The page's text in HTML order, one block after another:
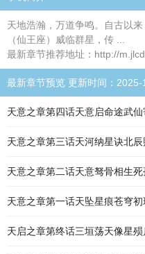
天地浩瀚，万道争鸣。自古以
（仙王座）威临群星，传 ...
最新章节推荐地址：http://
最新章节预览 更新时间：
天意之章第四话天意启命途武
天意之章第三话天河纳星诀北辰
天意之章第二话天意驽骨相生
天意之章第一话天坠星痕苍穹初
天启之章第终话三垣荡天像星